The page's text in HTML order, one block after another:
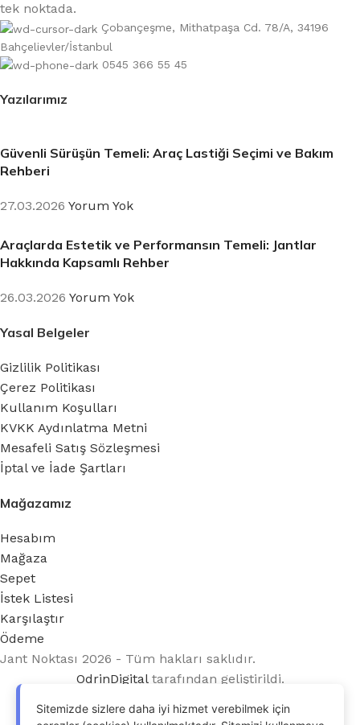
tek noktada.
Çobançeşme, Mithatpaşa Cd. 78/A, 34196
Bahçelievler/İstanbul
0545 366 55 45
Yazılarımız
Güvenli Sürüşün Temeli: Araç Lastiği Seçimi ve Bakım
Rehberi
27.03.2026 Yorum Yok
Araçlarda Estetik ve Performansın Temeli: Jantlar
Hakkında Kapsamlı Rehber
26.03.2026 Yorum Yok
Yasal Belgeler
Gizlilik Politikası
Çerez Politikası
Kullanım Koşulları
KVKK Aydınlatma Metni
Mesafeli Satış Sözleşmesi
İptal ve İade Şartları
Mağazamız
Hesabım
Mağaza
Sepet
İstek Listesi
Karşılaştır
Ödeme
Jant Noktası 2026 - Tüm hakları saklıdır.
OdrinDigitaltarafından geliştirildi.
Sitemizde sizlere daha iyi hizmet verebilmek için